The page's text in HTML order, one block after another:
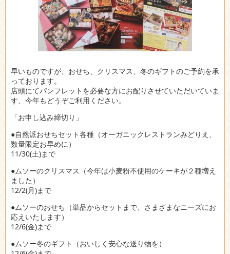
早いものですが、おせち、クリスマス、冬のギフトのご予約を承
っております。
店頭にてパンフレットを必要な方にお配りさせていただいていま
す、今年もどうぞご利用ください。
「お申し込み締切り」
●自然派おせちセット各種（オーガニックレストランみどりえ、
数量限定お早めに）
11/30(土)まで
●ムソーのクリスマス（今年は小麦粉不使用のケーキが２種増え
ました）
12/2(月)まで
●ムソーのおせち（単品からセットまで、さまざまなニーズにお
応えいたします）
12/6(金)まで
●ムソー冬のギフト（おいしく安心な送り物を）